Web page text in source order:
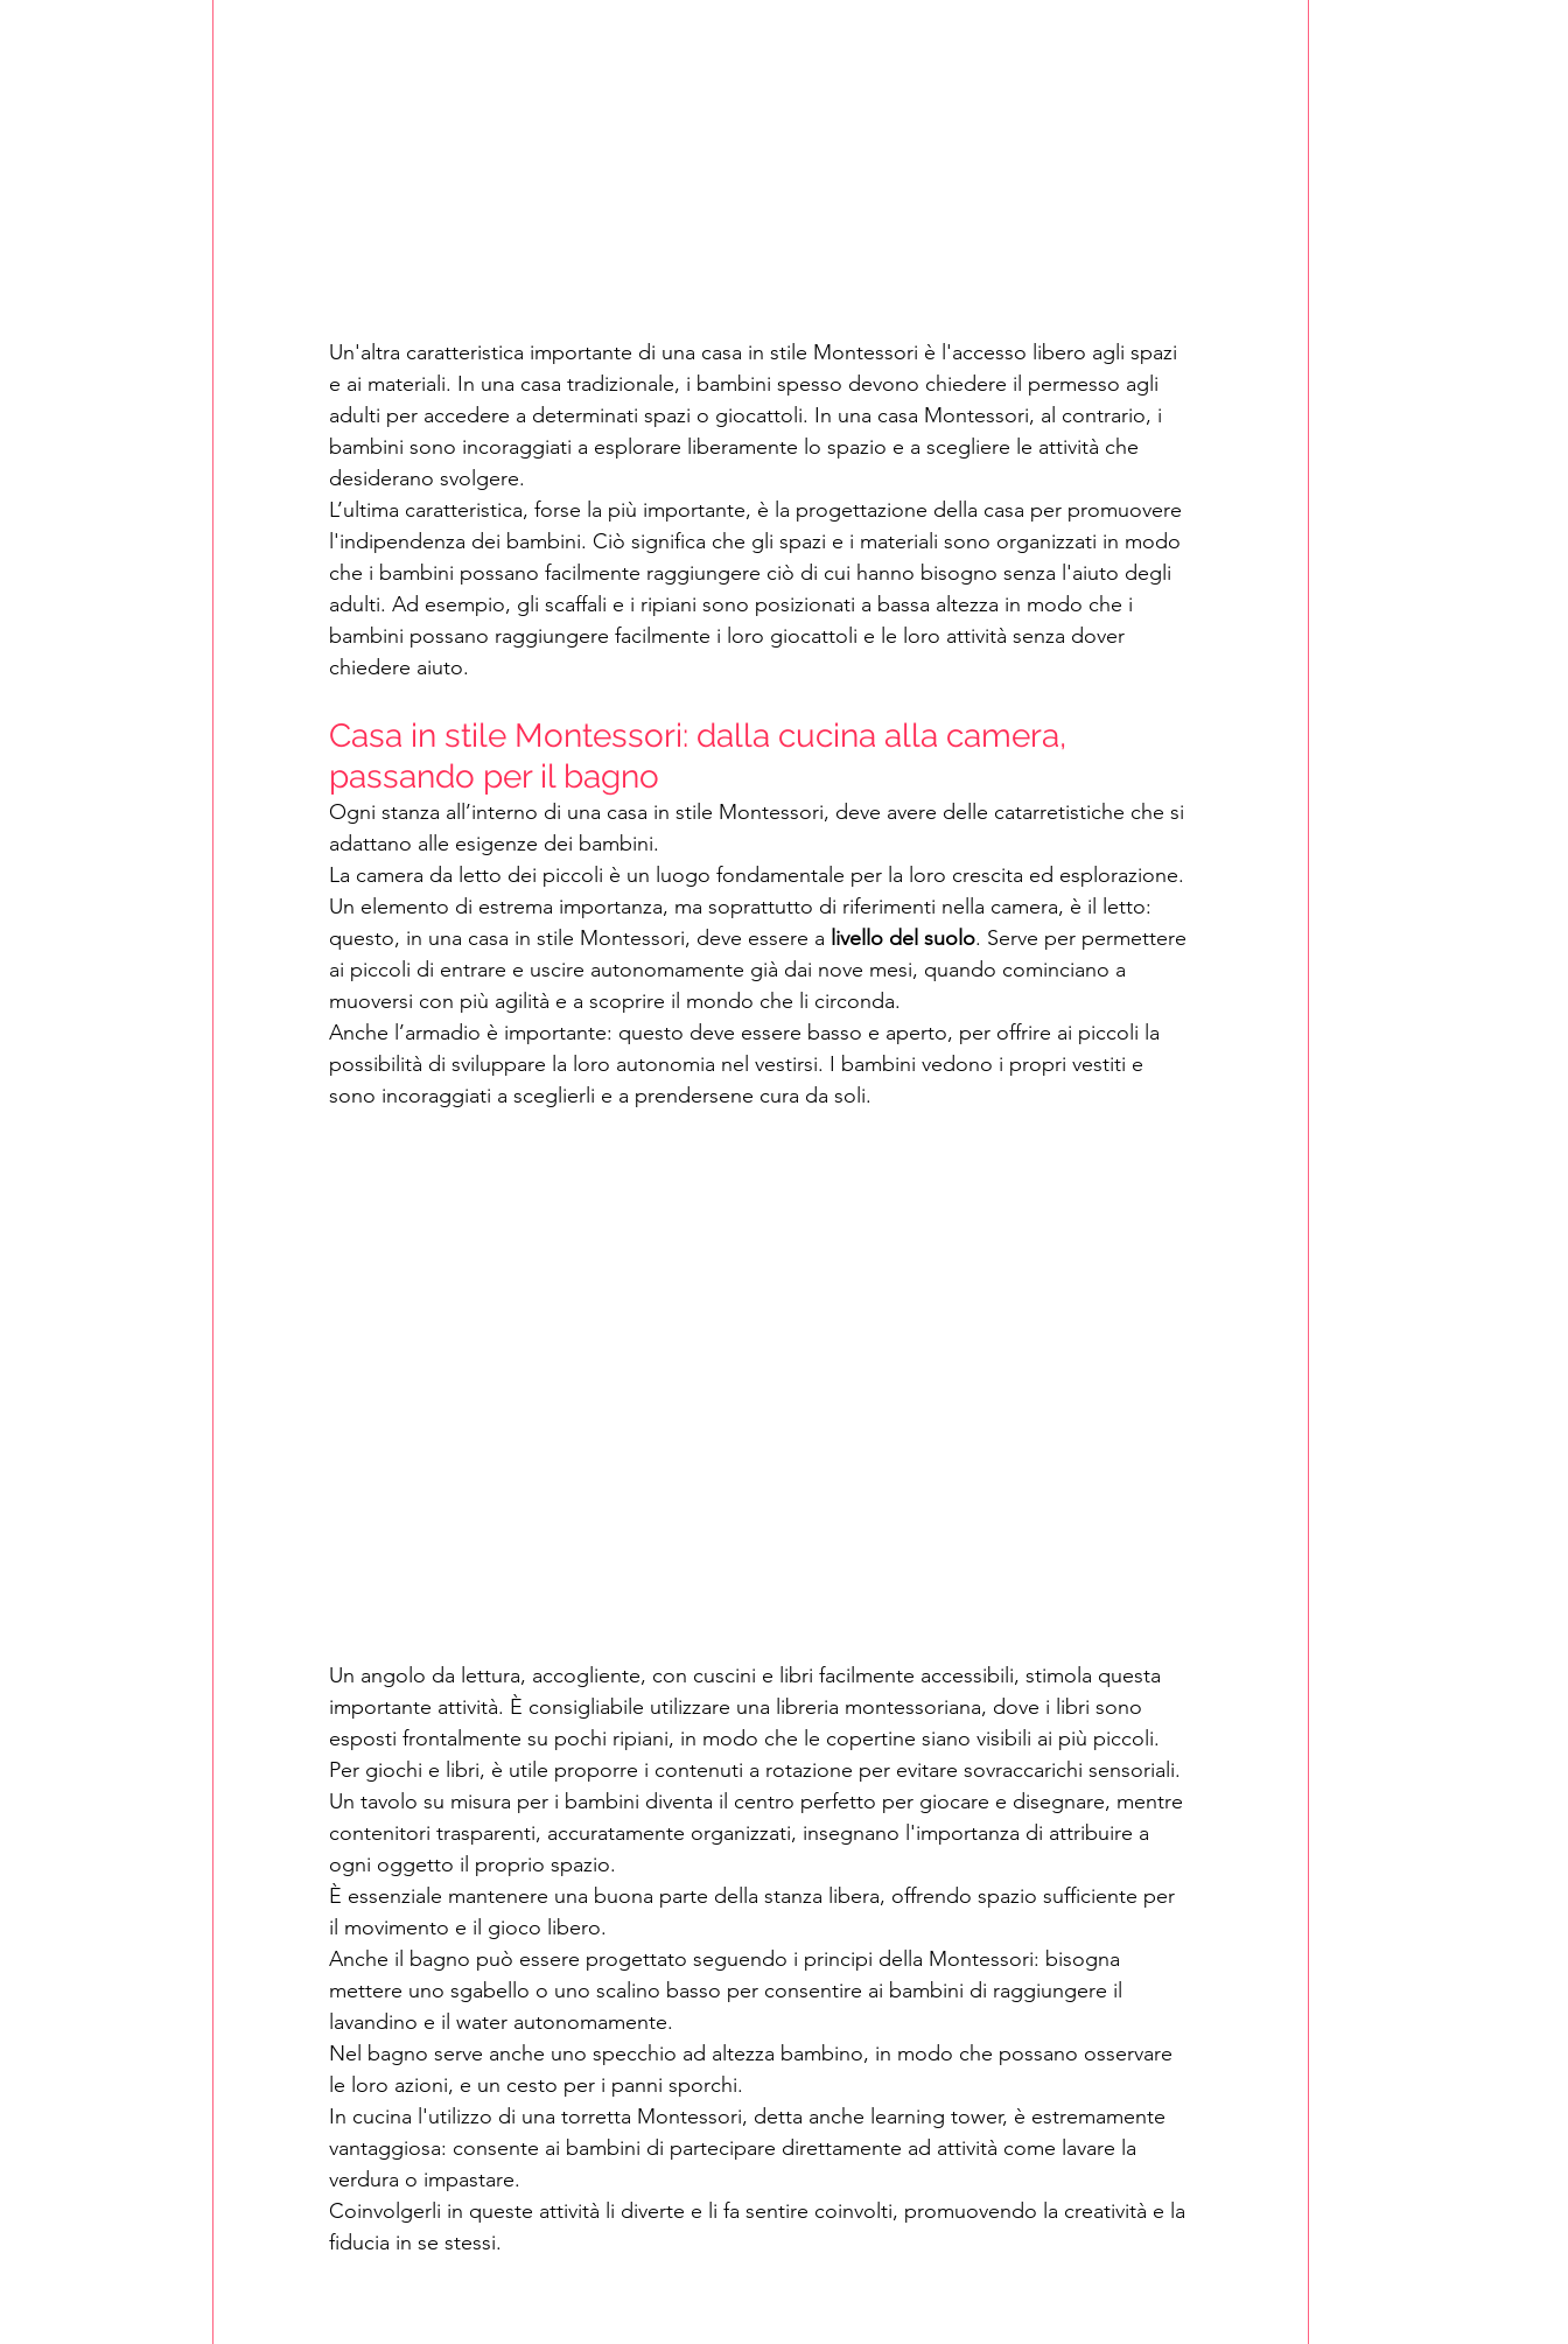
Un'altra caratteristica importante di una casa in stile Montessori è l'accesso libero agli spazi
e ai materiali. In una casa tradizionale, i bambini spesso devono chiedere il permesso agli
adulti per accedere a determinati spazi o giocattoli. In una casa Montessori, al contrario, i
bambini sono incoraggiati a esplorare liberamente lo spazio e a scegliere le attività che
desiderano svolgere.
L’ultima caratteristica, forse la più importante, è la progettazione della casa per promuovere
l'indipendenza dei bambini. Ciò significa che gli spazi e i materiali sono organizzati in modo
che i bambini possano facilmente raggiungere ciò di cui hanno bisogno senza l'aiuto degli
adulti. Ad esempio, gli scaffali e i ripiani sono posizionati a bassa altezza in modo che i
bambini possano raggiungere facilmente i loro giocattoli e le loro attività senza dover
chiedere aiuto.
Casa in stile Montessori: dalla cucina alla camera,
passando per il bagno
Ogni stanza all’interno di una casa in stile Montessori, deve avere delle catarretistiche che si
adattano alle esigenze dei bambini.
La camera da letto dei piccoli è un luogo fondamentale per la loro crescita ed esplorazione.
Un elemento di estrema importanza, ma soprattutto di riferimenti nella camera, è il letto:
questo, in una casa in stile Montessori, deve essere a livello del suolo. Serve per permettere
ai piccoli di entrare e uscire autonomamente già dai nove mesi, quando cominciano a
muoversi con più agilità e a scoprire il mondo che li circonda.
Anche l’armadio è importante: questo deve essere basso e aperto, per offrire ai piccoli la
possibilità di sviluppare la loro autonomia nel vestirsi. I bambini vedono i propri vestiti e
sono incoraggiati a sceglierli e a prendersene cura da soli.
Un angolo da lettura, accogliente, con cuscini e libri facilmente accessibili, stimola questa
importante attività. È consigliabile utilizzare una libreria montessoriana, dove i libri sono
esposti frontalmente su pochi ripiani, in modo che le copertine siano visibili ai più piccoli.
Per giochi e libri, è utile proporre i contenuti a rotazione per evitare sovraccarichi sensoriali.
Un tavolo su misura per i bambini diventa il centro perfetto per giocare e disegnare, mentre
contenitori trasparenti, accuratamente organizzati, insegnano l'importanza di attribuire a
ogni oggetto il proprio spazio.
È essenziale mantenere una buona parte della stanza libera, offrendo spazio sufficiente per
il movimento e il gioco libero.
Anche il bagno può essere progettato seguendo i principi della Montessori: bisogna
mettere uno sgabello o uno scalino basso per consentire ai bambini di raggiungere il
lavandino e il water autonomamente.
Nel bagno serve anche uno specchio ad altezza bambino, in modo che possano osservare
le loro azioni, e un cesto per i panni sporchi.
In cucina l'utilizzo di una torretta Montessori, detta anche learning tower, è estremamente
vantaggiosa: consente ai bambini di partecipare direttamente ad attività come lavare la
verdura o impastare.
Coinvolgerli in queste attività li diverte e li fa sentire coinvolti, promuovendo la creatività e la
fiducia in se stessi.